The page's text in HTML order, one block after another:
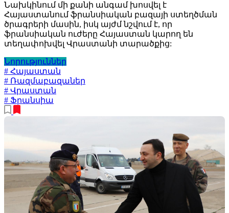
Նախկինում մի քանի անգամ խոսվել է
Հայաստանում ֆրանսիական բազայի ստեղծման
ծրագրերի մասին, իսկ այժմ նշվում է, որ
ֆրանսիական ուժերը Հայաստան կարող են
տեղափոխվել Վրաստանի տարածքից:
Նորություններ
# Հայաստան
# Ռազմաբազաներ
# Վրաստան
# Ֆրանսիա